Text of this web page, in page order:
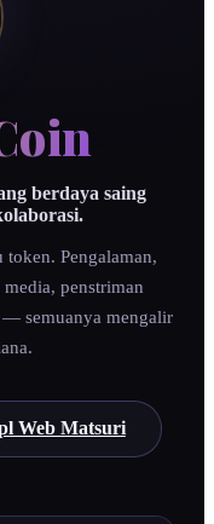
berdaya saing
Pengalaman,
penstriman
semuanya mengalir
Web Matsuri